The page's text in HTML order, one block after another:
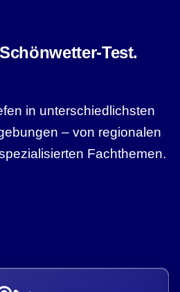
Test.
in unterschiedlichsten
– von regionalen
Fachthemen.